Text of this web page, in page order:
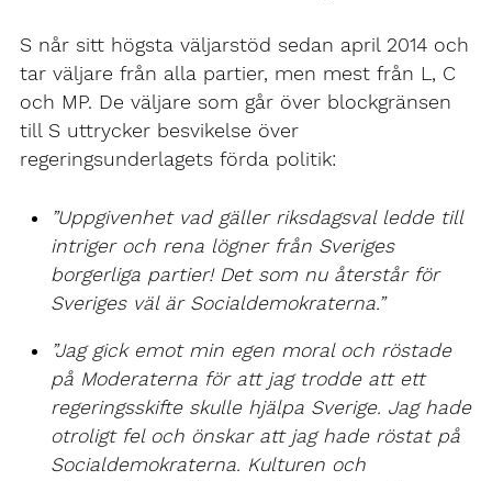
S når sitt högsta väljarstöd sedan april 2014 och
tar väljare från alla partier, men mest från L, C
och MP. De väljare som går över blockgränsen
till S uttrycker besvikelse över
regeringsunderlagets förda politik:
”Uppgivenhet vad gäller riksdagsval ledde till
intriger och rena lögner från Sveriges
borgerliga partier! Det som nu återstår för
Sveriges väl är Socialdemokraterna.”
”Jag gick emot min egen moral och röstade
på Moderaterna för att jag trodde att ett
regeringsskifte skulle hjälpa Sverige. Jag hade
otroligt fel och önskar att jag hade röstat på
Socialdemokraterna. Kulturen och